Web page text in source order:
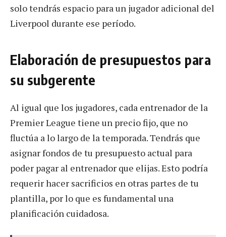
solo tendrás espacio para un jugador adicional del
Liverpool durante ese período.
Elaboración de presupuestos para
su subgerente
Al igual que los jugadores, cada entrenador de la
Premier League tiene un precio fijo, que no
fluctúa a lo largo de la temporada. Tendrás que
asignar fondos de tu presupuesto actual para
poder pagar al entrenador que elijas. Esto podría
requerir hacer sacrificios en otras partes de tu
plantilla, por lo que es fundamental una
planificación cuidadosa.